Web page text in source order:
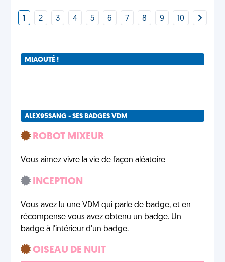
1 2 3 4 5 6 7 8 9 10
MIAOUTÉ !
ALEX95SANG - SES BADGES VDM
ROBOT MIXEUR
Vous aimez vivre la vie de façon aléatoire
INCEPTION
Vous avez lu une VDM qui parle de badge, et en
récompense vous avez obtenu un badge. Un
badge à l'intérieur d'un badge.
OISEAU DE NUIT